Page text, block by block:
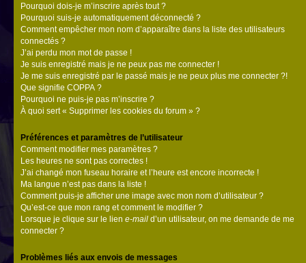
Pourquoi dois-je m’inscrire après tout ?
Pourquoi suis-je automatiquement déconnecté ?
Comment empêcher mon nom d’apparaître dans la liste des utilisateurs
connectés ?
J’ai perdu mon mot de passe !
Je suis enregistré mais je ne peux pas me connecter !
Je me suis enregistré par le passé mais je ne peux plus me connecter ?!
Que signifie COPPA ?
Pourquoi ne puis-je pas m’inscrire ?
À quoi sert « Supprimer les cookies du forum » ?
Préférences et paramètres de l’utilisateur
Comment modifier mes paramètres ?
Les heures ne sont pas correctes !
J’ai changé mon fuseau horaire et l’heure est encore incorrecte !
Ma langue n’est pas dans la liste !
Comment puis-je afficher une image avec mon nom d’utilisateur ?
Qu’est-ce que mon rang et comment le modifier ?
Lorsque je clique sur le lien e-mail d’un utilisateur, on me demande de me
connecter ?
Problèmes liés aux envois de messages